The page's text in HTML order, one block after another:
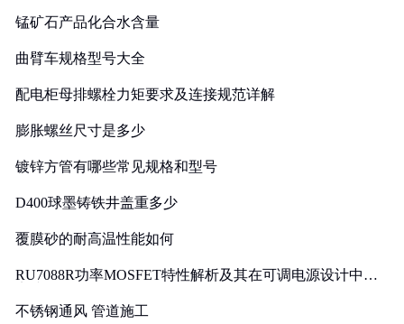
锰矿石产品化合水含量
曲臂车规格型号大全
配电柜母排螺栓力矩要求及连接规范详解
膨胀螺丝尺寸是多少
镀锌方管有哪些常见规格和型号
D400球墨铸铁井盖重多少
覆膜砂的耐高温性能如何
RU7088R功率MOSFET特性解析及其在可调电源设计中的
不锈钢通风 管道施工